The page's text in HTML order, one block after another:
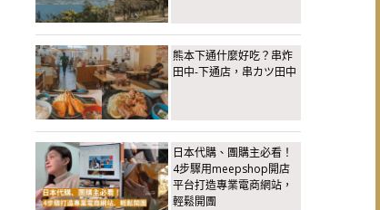
熊本下通什麼好吃？串炸
田中-下通店，串カツ田中
日本代購、團購主必看！
4步驟用meepshop開店
平台打造專業電商網站，
輕鬆開團